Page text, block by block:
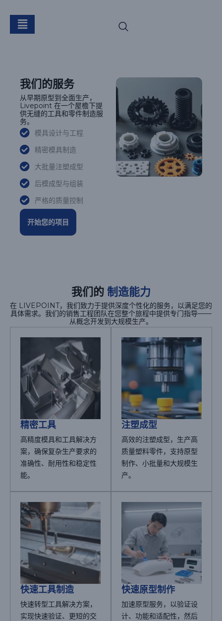
服务
我们的服务
从早期原型到全面生产，
Livepoint 在一个屋檐下提
供无缝的工具和零件制造服
务。
模具设计与工程
精密模具制造
大批量注塑成型
后模成型与组装
严格的质量控制
开始您的项目
我们的 制造能力
在 LIVEPOINT，我们致力于提供深度个性化的服务，以满足您的
具体需求。我们的销售工程团队在您整个旅程中提供专门指导——
从概念开发到大规模生产。
精密工具
高精度模具和工具解决方
案，确保复杂生产要求的
准确性、耐用性和稳定性
能。
注塑成型
高效的注塑成型，生产高
质量塑料零件，支持原型
制作、小批量和大规模生
产。
快速工具制造
快速转型工具解决方案，
实现快速验证、更短的交
快速原型制作
加速原型服务，以验证设
计、功能和适配性，然后